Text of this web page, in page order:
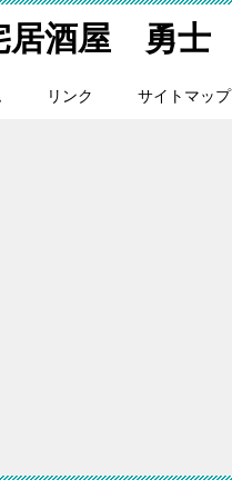
居酒屋 勇士
リンク サイトマップ